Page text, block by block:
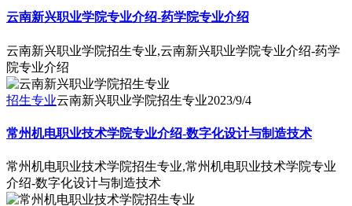
云南新兴职业学院专业介绍-药学院专业介绍
云南新兴职业学院招生专业,云南新兴职业学院专业介绍-药学
院专业介绍
招生专业云南新兴职业学院招生专业2023/9/4
常州机电职业技术学院专业介绍-数字化设计与制造技术
常州机电职业技术学院招生专业,常州机电职业技术学院专业
介绍-数字化设计与制造技术